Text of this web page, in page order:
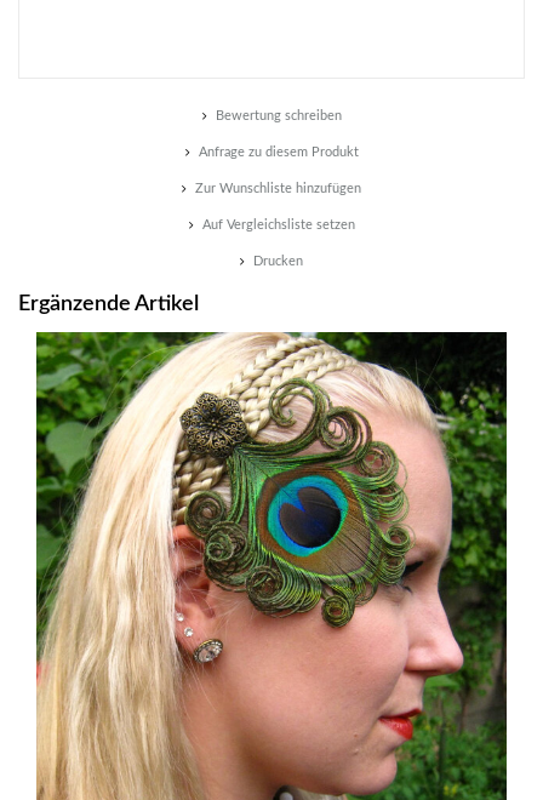
Bewertung schreiben
Anfrage zu diesem Produkt
Zur Wunschliste hinzufügen
Auf Vergleichsliste setzen
Drucken
Ergänzende Artikel